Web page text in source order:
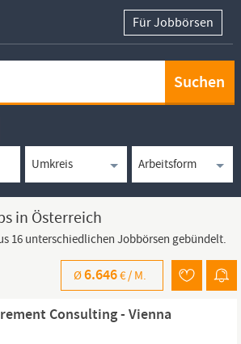
Für Jobbörsen
in Österreich
16 unterschiedlichen Jobbörsen gebündelt.
Ø6.646€ / M.
Consulting - Vienna